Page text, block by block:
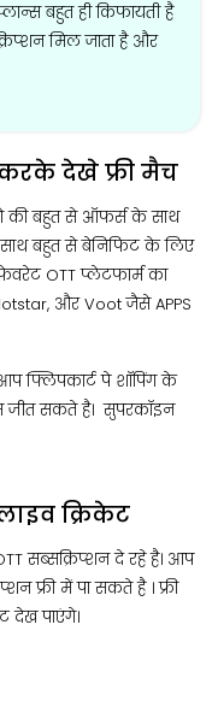
बहुत ही किफायती है
मिल जाता है और
देखे फ्री मैच
की बहुत से ऑफर्स के साथ
बहुत से बेनिफिट के लिए
OTT प्लेटफार्म का
और Voot जैसे APPS
फ्लिपकार्ट पे शॉपिंग के
जीत सकते है। सुपरकॉइन
क्रिकेट
सब्सक्रिप्शन दे रहे है। आप
फ्री में पा सकते है । फ्री
देख पाएंगे।